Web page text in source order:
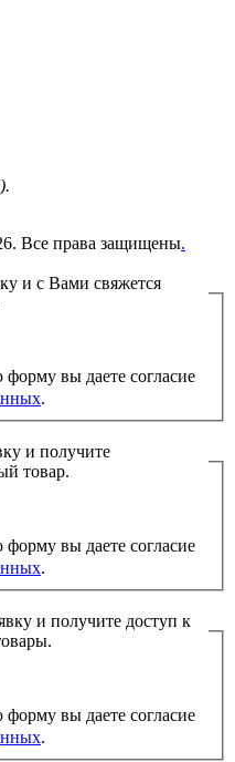
права защищены.
и с Вами свяжется
вы даете согласие
.
и получите
товар.
вы даете согласие
.
и получите доступ к
вы даете согласие
.